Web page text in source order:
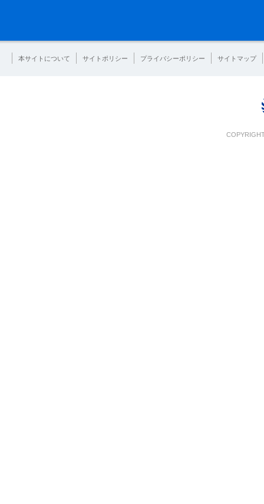
本サイトについて サイトポリシー プライバシーポリシー サイトマップ